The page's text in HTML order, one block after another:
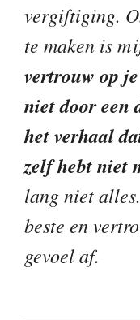
vergiftiging.
te maken is
vertrouw op
niet door een
het verhaal
zelf hebt niet
lang niet
beste en
gevoel af.